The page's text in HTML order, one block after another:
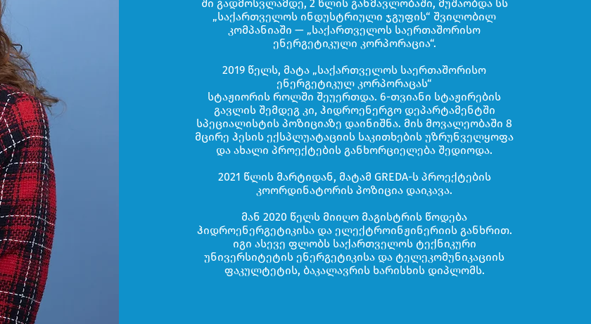
ში გადმოსვლამდე, 2 წლის განმავლობაში, მუშაობდა სს
„საქართველოს ინდუსტრიული ჯგუფის“ შვილობილ
კომპანიაში — „საქართველოს საერთაშორისო
ენერგეტიკული კორპორაცია“.
2019 წელს, მატა „საქართველოს საერთაშორისო
ენერგეტიკულ კორპორაცას“
სტაჟიორის როლში შეუერთდა. 6-თვიანი სტაჟირების
გავლის შემდეგ კი, ჰიდროენერგო დეპარტამენტში
სპეციალისტის პოზიციაზე დაინიშნა. მის მოვალეობაში 8
მცირე ჰესის ექსპლუატაციის საკითხების უზრუნველყოფა
და ახალი პროექტების განხორციელება შედიოდა.
2021 წლის მარტიდან, მატამ GREDA-ს პროექტების
კოორდინატორის პოზიცია დაიკავა.
მან 2020 წელს მიიღო მაგისტრის წოდება
ჰიდროენერგეტიკისა და ელექტროინჟინერიის განხრით.
იგი ასევე ფლობს საქართველოს ტექნიკური
უნივერსიტეტის ენერგეტიკისა და ტელეკომუნიკაციის
ფაკულტეტის, ბაკალავრის ხარისხის დიპლომს.